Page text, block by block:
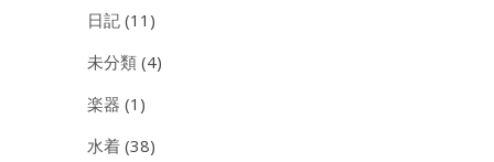
日記 (11)
未分類 (4)
楽器 (1)
水着 (38)